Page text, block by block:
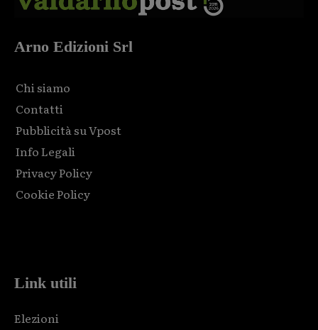
Arno Edizioni Srl
Chi siamo
Contatti
Pubblicità su Vpost
Info Legali
Privacy Policy
Cookie Policy
Link utili
Elezioni